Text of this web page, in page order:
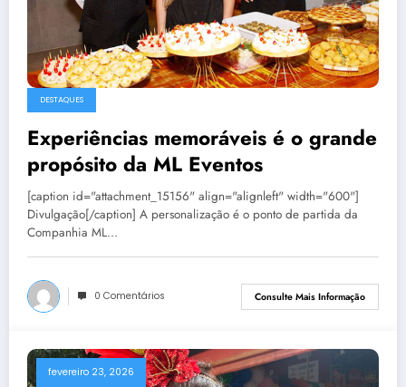
DESTAQUES
Experiências memoráveis é o grande
propósito da ML Eventos
[caption id="attachment_15156" align="alignleft" width="600"]
Divulgação[/caption] A personalização é o ponto de partida da
Companhia ML…
0 Comentários Consulte Mais Informação
fevereiro 23, 2026